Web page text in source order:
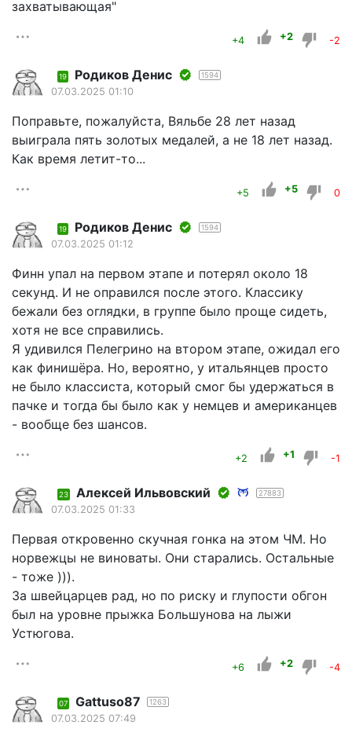
захватывающая"
+4 +2 -2
19 Родиков Денис 1594
07.03.2025 01:10
Поправьте, пожалуйста, Вяльбе 28 лет назад
выиграла пять золотых медалей, а не 18 лет назад.
Как время летит-то...
+5 +5 0
19 Родиков Денис 1594
07.03.2025 01:12
Финн упал на первом этапе и потерял около 18
секунд. И не оправился после этого. Классику
бежали без оглядки, в группе было проще сидеть,
хотя не все справились.
Я удивился Пелегрино на втором этапе, ожидал его
как финишёра. Но, вероятно, у итальянцев просто
не было классиста, который смог бы удержаться в
пачке и тогда бы было как у немцев и американцев
- вообще без шансов.
+2 +1 -1
23 Алексей Ильвовский 27883
07.03.2025 01:33
Первая откровенно скучная гонка на этом ЧМ. Но
норвежцы не виноваты. Они старались. Остальные
- тоже ))).
За швейцарцев рад, но по риску и глупости обгон
был на уровне прыжка Большунова на лыжи
Устюгова.
+6 +2 -4
07 Gattuso87 1263
07.03.2025 07:49